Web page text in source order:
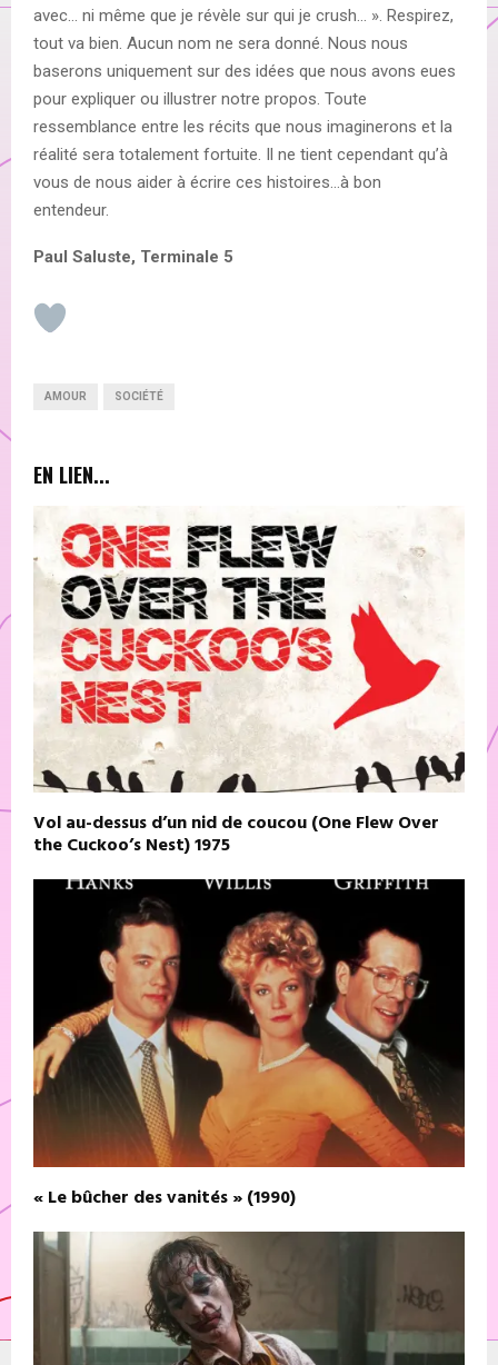
avec… ni même que je révèle sur qui je crush… ». Respirez,
tout va bien. Aucun nom ne sera donné. Nous nous
baserons uniquement sur des idées que nous avons eues
pour expliquer ou illustrer notre propos. Toute
ressemblance entre les récits que nous imaginerons et la
réalité sera totalement fortuite. Il ne tient cependant qu’à
vous de nous aider à écrire ces histoires…à bon
entendeur.
Paul Saluste, Terminale 5
AMOUR SOCIÉTÉ
EN LIEN...
Vol au-dessus d’un nid de coucou (One Flew Over
the Cuckoo’s Nest) 1975
« Le bûcher des vanités » (1990)